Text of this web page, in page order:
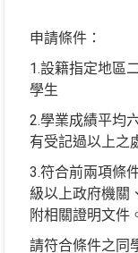
申請條件：
1.設籍指定地區
學生
2.學業成績平均
有受記過以上之
3.符合前兩項條
級以上政府機關
附相關證明文件
請符合條件之同